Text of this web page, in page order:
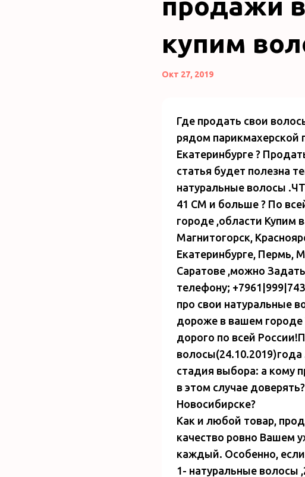
купим
Окт 27, 2019
Где продать свои
рядом парикмахерской
Екатеринбурге ?
статья будет полезна
натуральные волосы
41 СМ и больше ? По
городе ,области Купим
Магнитогорск,
Екатеринбурге, Пермь,
Саратове ,можно
телефону;
про свои натуральные
дороже в вашем городе
дорого по всей
стадия выбора: а кому
в этом случае
Новосибирске?
Как и любой товар,
качество ровно Вашем
каждый. Особенно, если
1- натуральные волосы